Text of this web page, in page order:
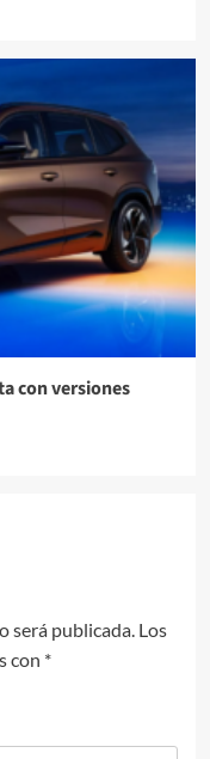
con versiones
será publicada. Los
con *